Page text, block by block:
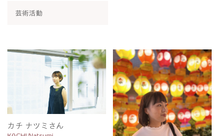
芸術活動
カチ ナツミさん